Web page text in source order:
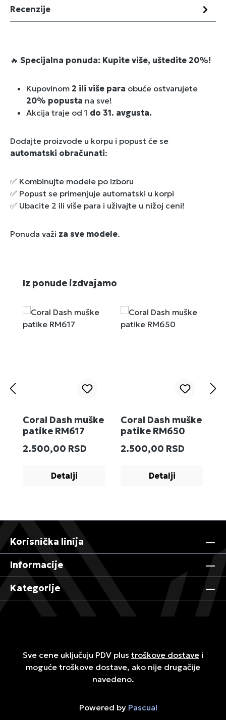
Recenzije
🔥 Specijalna ponuda: Kupite više, uštedite 20%!
Kupovinom 2 ili više para obuće ostvarujete
20% popusta na sve!
Akcija traje od 1 do 31. avgusta.
Dodajte proizvode u korpu i popust će se
automatski obračunati:
✅ Kombinujte modele po izboru
✅ Popust se primenjuje automatski u korpi
✅ Ubacite 2 ili više para i uživajte u nižoj ceni!
Ponuda važi za sve modele.
Preskoči galeriju proizvoda
Iz ponude izdvajamo
Coral Dash muške
patike RM617
Redovna cena:
2.500,00 RSD
Detalji
Coral Dash muške
patike RM650
Redovna cena:
2.500,00 RSD
Detalji
Korisnička linija
Informacije
Kategorije
Sve cene uključuju PDV plus troškove dostave i
moguće troškove dostave, ako nije drugačije
navedeno.
Powered by Pascual